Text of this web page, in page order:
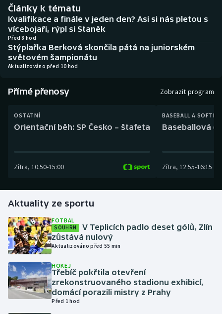
Basketbal
Biatlon
Boby a skeleton
Box
Curling
Florbal
Golf
Gymnastika
Házená
Jezdectví
Historické návraty
Aplikace ČT sport
AZ kvíz
Články k tématu
Kvalifikace a finále v jeden den? Asi si nás pletou s
vícebojaři, rýpl si Staněk
Před 8 hod
Stýplařka Berková skončila pátá na juniorském
světovém šampionátu
Aktualizováno před 10 hod
Přímé přenosy Zobrazit program
OSTATNÍ
Orientační běh: SP Česko – štafeta
Zítra, 10:50-15:00
BASEBALL A
Baseballová
Zítra, 12:55-16:15
Aktuality ze sportu
FOTBAL
SOUHRN
V Teplicích padlo deset gólů, Zlín
zůstává nulový
Aktualizováno před 55 min
HOKEJ
Třebíč pokřtila otevření
zrekonstruovaného stadionu exhibicí,
domácí porazili mistry z Prahy
Před 1 hod